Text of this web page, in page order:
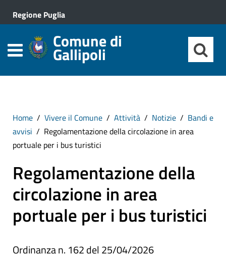
Regione Puglia
Comune di
Gallipoli
Home Vivere il Comune Attività Notizie
Bandi e
avvisi
Regolamentazione della circolazione in area
portuale per i bus turistici
Regolamentazione della
circolazione in area
portuale per i bus turistici
Ordinanza n. 162 del 25/04/2026